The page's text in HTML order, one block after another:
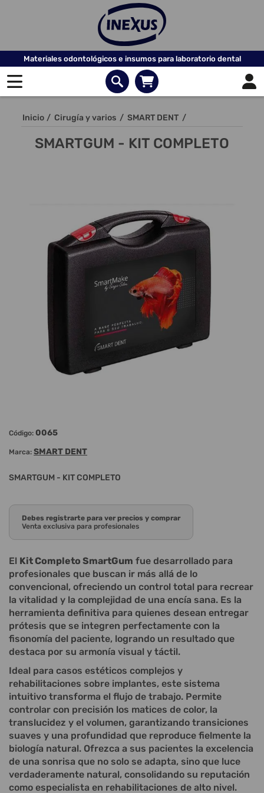
Materiales odontológicos e insumos para laboratorio dental
Inicio / Cirugía y varios / SMART DENT /
SMARTGUM - KIT COMPLETO
Código: 0065
Marca: SMART DENT
SMARTGUM - KIT COMPLETO
Debes registrarte para ver precios y comprar
Venta exclusiva para profesionales
El Kit Completo SmartGum fue desarrollado para
profesionales que buscan ir más allá de lo
convencional, ofreciendo un control total para recrear
la vitalidad y la complejidad de una encía sana. Es la
herramienta definitiva para quienes desean entregar
prótesis que se integren perfectamente con la
fisonomía del paciente, logrando un resultado que
destaca por su armonía visual y táctil.
Ideal para casos estéticos complejos y
rehabilitaciones sobre implantes, este sistema
intuitivo transforma el flujo de trabajo. Permite
controlar con precisión los matices de color, la
translucidez y el volumen, garantizando transiciones
suaves y una profundidad que reproduce fielmente la
biología natural. Ofrezca a sus pacientes la excelencia
de una sonrisa que no solo se adapta, sino que luce
verdaderamente natural, consolidando su reputación
como especialista en rehabilitaciones de alto nivel.